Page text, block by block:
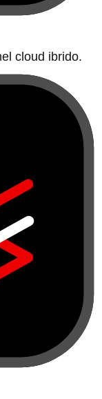
cloud ibrido.